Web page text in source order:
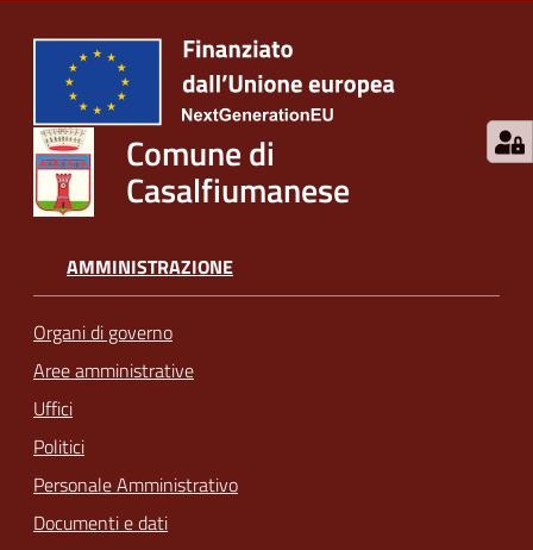
Comune di
Casalfiumanese
AMMINISTRAZIONE
Organi di governo
Aree amministrative
Uffici
Politici
Personale Amministrativo
Documenti e dati